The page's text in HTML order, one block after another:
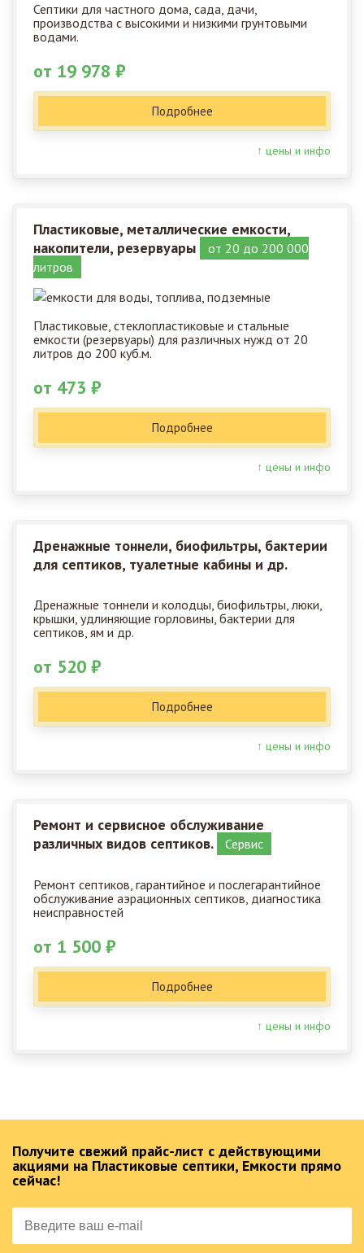
Септики для частного дома, сада, дачи,
производства с высокими и низкими грунтовыми
водами.
от 19 978 ₽
Подробнее
↑ цены и инфо
Пластиковые, металлические емкости,
накопители, резервуары
от 20 до 200 000
литров
Пластиковые, стеклопластиковые и стальные
емкости (резервуары) для различных нужд от 20
литров до 200 куб.м.
от 473 ₽
Подробнее
↑ цены и инфо
Дренажные тоннели, биофильтры, бактерии
для септиков, туалетные кабины и др.
Дренажные тоннели и колодцы, биофильтры, люки,
крышки, удлиняющие горловины, бактерии для
септиков, ям и др.
от 520 ₽
Подробнее
↑ цены и инфо
Ремонт и сервисное обслуживание
различных видов септиков.
Сервис
Ремонт септиков, гарантийное и послегарантийное
обслуживание аэрационных септиков, диагностика
неисправностей
от 1 500 ₽
Подробнее
↑ цены и инфо
Получите свежий прайс-лист с действующими
акциями на Пластиковые септики, Емкости прямо
сейчас!